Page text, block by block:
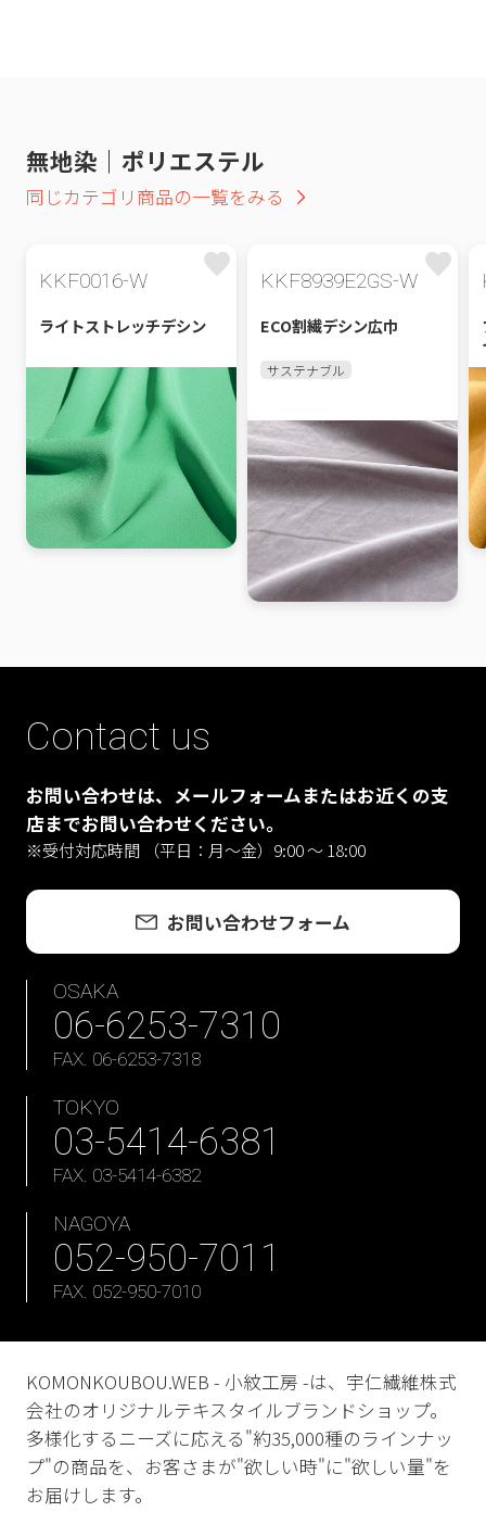
無地染｜ポリエステル
同じカテゴリ商品の一覧をみる
KKF0016-W
ライトストレッチデシン
KKF8939E2GS-W
ECO割繊デシン広巾
サステナブル
Contact us
お問い合わせは、メールフォームまたはお近くの支
店までお問い合わせください。
※受付対応時間 （平日：月〜金）9:00 ～ 18:00
お問い合わせフォーム
OSAKA
06-6253-7310
FAX. 06-6253-7318
TOKYO
03-5414-6381
FAX. 03-5414-6382
NAGOYA
052-950-7011
FAX. 052-950-7010
KOMONKOUBOU.WEB - 小紋工房 -は、宇仁繊維株式
会社のオリジナルテキスタイルブランドショップ。
多様化するニーズに応える"約35,000種のラインナッ
プ"の商品を、お客さまが"欲しい時"に"欲しい量"を
お届けします。